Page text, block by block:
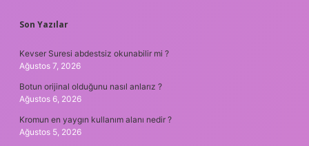
SIDEBAR
Son Yazılar
Kevser Suresi abdestsiz okunabilir mi ?
Ağustos 7, 2026
Botun orijinal olduğunu nasıl anlarız ?
Ağustos 6, 2026
Kromun en yaygın kullanım alanı nedir ?
Ağustos 5, 2026